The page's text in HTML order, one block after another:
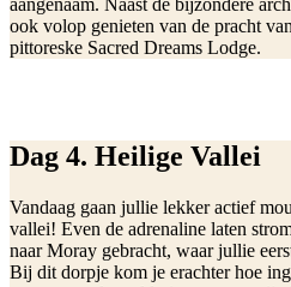
ook volop genieten van de pracht
pittoreske Sacred Dreams Lodge.
Dag 4. Heilige Vallei
Vandaag gaan jullie lekker actief
vallei! Even de adrenaline laten
naar Moray gebracht, waar jullie
Bij dit dorpje kom je erachter hoe